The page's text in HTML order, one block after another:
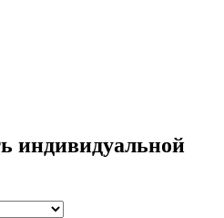
индивидуальной